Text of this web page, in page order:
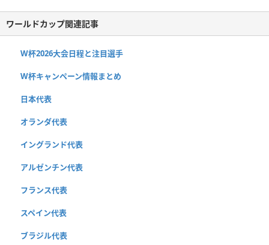
ワールドカップ関連記事
W杯2026大会日程と注目選手
W杯キャンペーン情報まとめ
日本代表
オランダ代表
イングランド代表
アルゼンチン代表
フランス代表
スペイン代表
ブラジル代表